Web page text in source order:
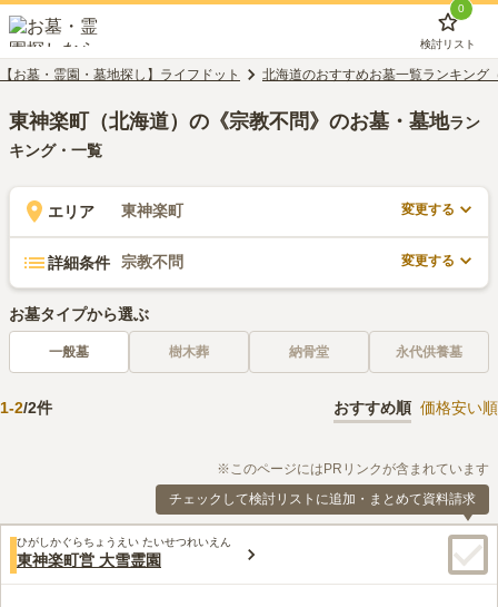
0
検討リスト
【お墓・霊園・墓地探し】ライフドット 北海道のおすすめお墓一覧ランキング
東神楽町（北海道）の《宗教不問》のお墓・墓地ラン
キング・一覧
エリア 東神楽町 変更する
詳細条件 宗教不問 変更する
お墓タイプから選ぶ
一般墓 樹木葬 納骨堂 永代供養墓
1-2/2件 おすすめ順 価格安い順
※このページにはPRリンクが含まれています
チェックして検討リストに追加・まとめて資料請求
ひがしかぐらちょうえい たいせつれいえん
東神楽町営 大雪霊園